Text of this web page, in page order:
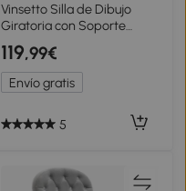
Vinsetto Silla de Dibujo
Giratoria con Soporte
Lumbar Reposapiés
Ajustable y Reposabrazos
Abatibles 59x65x102-122
cm Gris Claro
119,99€
Envío gratis
5